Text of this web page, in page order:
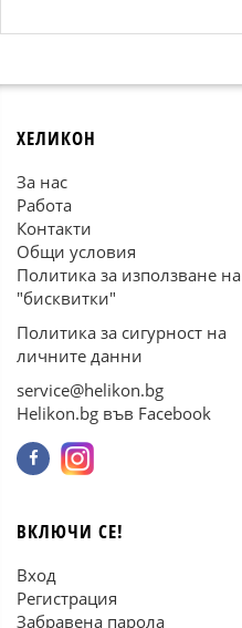
ХЕЛИКОН
За нас
Работа
Контакти
Общи условия
Политика за използване на
"бисквитки"
Политика за сигурност на
личните данни
service@helikon.bg
Helikon.bg във Facebook
ВКЛЮЧИ СЕ!
Вход
Регистрация
Забравена парола